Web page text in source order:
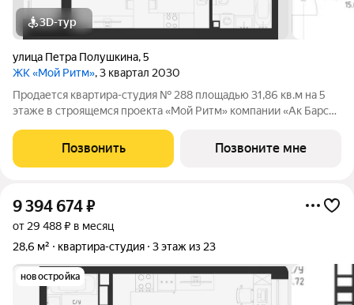
3D-тур
улица Петра Полушкина,5
ЖК «Мой Ритм», 3 квартал 2030
Продается квартира-студия № 288 площадью 31,86 кв.м на 5
этаже в строящемся проекта «Мой Ритм» компании «Ак Барс
стандарт динамичной жизни Казани. Точка притяжения сердца
города. Проект признан
Позвонить Позвоните мне
9 394 674₽
от 29 488 ₽ в месяц
28,6 м²
квартира-студия 3 этаж из 23
новостройка